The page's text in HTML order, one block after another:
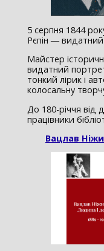
5 серпня 1844
Рєпін ― видатний
Майстер
видатний
тонкий лірик і
колосальну
До 180-річчя
працівники
Вацлав